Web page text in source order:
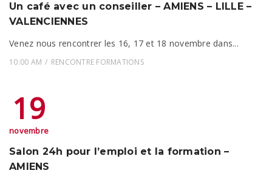
Un café avec un conseiller – AMIENS – LILLE –
VALENCIENNES
Venez nous rencontrer les 16, 17 et 18 novembre dans...
10:00 AM RENCONTRE FORMATIONS
19
novembre
Salon 24h pour l’emploi et la formation –
AMIENS